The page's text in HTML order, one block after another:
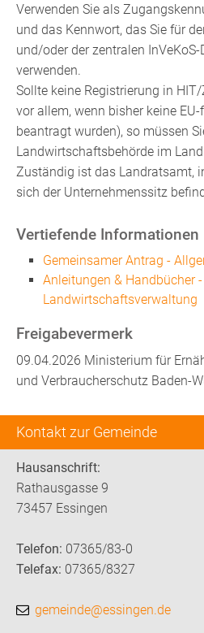
Kontakt zur Gemeinde
Hausanschrift:
Rathausgasse 9
73457 Essingen
Telefon: 07365/83-0
Telefax: 07365/8327
gemeinde@essingen.de
Verwenden Sie als
und das Kennwort, das Sie für
und/oder der zentralen InVeKoS-
verwenden.
Sollte keine Registrierung in
vor allem, wenn bisher keine
beantragt wurden), so müssen
Landwirtschaftsbehörde im
Zuständig ist das Landratsamt,
sich der Unternehmenssitz
Vertiefende Informationen
Gemeinsamer Antrag -
Anleitungen & Handbücher
Landwirtschaftsverwaltung
Freigabevermerk
09.04.2026 Ministerium für
und Verbraucherschutz Baden-